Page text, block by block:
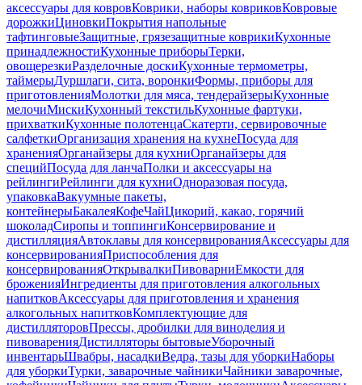
аксессуары для ковровКоврики, наборы ковриковКовровые
дорожкиЦиновкиПокрытия напольные
тафтинговыеЗащитные, грязезащитные коврикиКухонные
принадлежностиКухонные приборыТерки,
овощерезкиРазделочные доскиКухонные термометры,
таймерыДуршлаги, сита, воронкиФормы, приборы для
приготовленияМолотки для мяса, тендерайзерыКухонные
мелочиМискиКухонный текстильКухонные фартуки,
прихваткиКухонные полотенцаСкатерти, сервировочные
салфеткиОрганизация хранения на кухнеПосуда для
храненияОрганайзеры для кухниОрганайзеры для
специйПосуда для ланчаПолки и аксессуары на
рейлингиРейлинги для кухниОдноразовая посуда,
упаковкаВакуумные пакеты,
контейнерыБакалеяКофеЧайЦикорий, какао, горячий
шоколадСиропы и топпингиКонсервирование и
дистилляцияАвтоклавы для консервированияАксессуары для
консервированияПриспособления для
консервированияОткрывалкиПивоварниЕмкости для
броженияИнгредиенты для приготовления алкогольных
напитковАксессуары для приготовления и хранения
алкогольных напитковКомплектующие для
дистилляторовПрессы, дробилки для виноделия и
пивоваренияДистилляторы бытовыеУборочный
инвентарьШвабры, насадкиВедра, тазы для уборкиНаборы
для уборкиТурки, заварочные чайникиЧайники заварочные,